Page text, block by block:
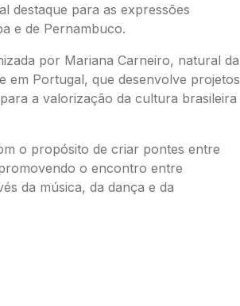
destaque para as expressões
e de Pernambuco.
por Mariana Carneiro, natural da
em Portugal, que desenvolve projetos
a valorização da cultura brasileira
o propósito de criar pontes entre
o encontro entre
da música, da dança e da